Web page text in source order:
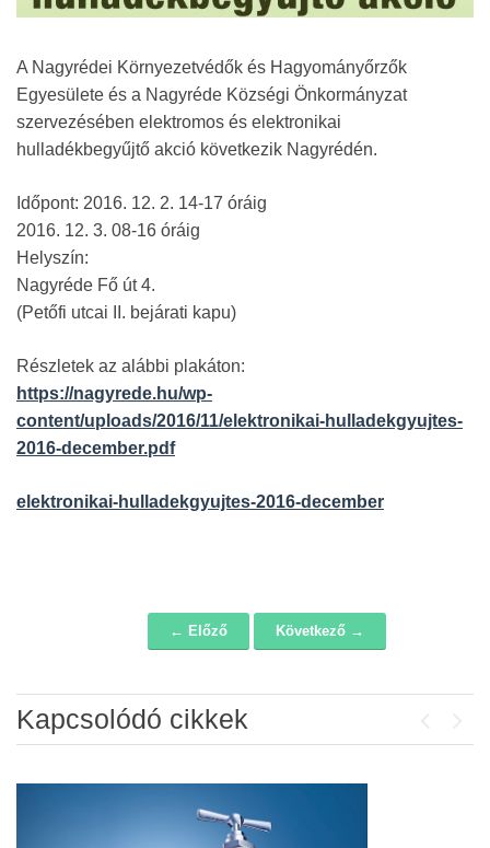
A Nagyrédei Környezetvédők és Hagyományőrzők
Egyesülete és a Nagyréde Községi Önkormányzat
szervezésében elektromos és elektronikai
hulladékbegyűjtő akció következik Nagyrédén.
Időpont: 2016. 12. 2. 14-17 óráig
2016. 12. 3. 08-16 óráig
Helyszín:
Nagyréde Fő út 4.
(Petőfi utcai II. bejárati kapu)
Részletek az alábbi plakáton:
https://nagyrede.hu/wp-
content/uploads/2016/11/elektronikai-hulladekgyujtes-
2016-december.pdf
elektronikai-hulladekgyujtes-2016-december
← Előző Következő →
Kapcsolódó cikkek
Álláspályázat – konyhai kisegítő